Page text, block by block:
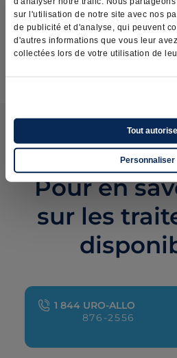
sur l'utilisation de notre site avec nos
de publicité et d'analyse, qui peuvent
d'autres informations que vous leur
collectées lors de votre utilisation de
Tout
Personnaliser
Allongement de frein du
Nous joindre
Pour en
sur les
1 844 URO-ALLO
876-2556